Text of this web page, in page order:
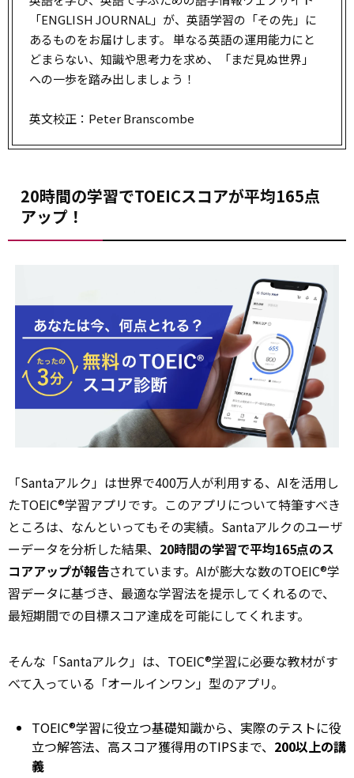
「ENGLISH JOURNAL」が、英語学習の「その先」に
あるものをお届けします。 単なる英語の運用能力にと
どまらない、知識や思考力を求め、「まだ見ぬ世界」
への一歩を踏み出しましょう！
英文校正：Peter Branscombe
20時間の学習でTOEICスコアが平均165点
アップ！
「Santaアルク」は世界で400万人が利用する、AIを活用し
たTOEIC®学習アプリです。このアプリについて特筆すべき
ところは、なんといってもその実績。Santaアルクのユーザ
ーデータを分析した結果、 20時間の学習で平均165点のス
コアアップが報告されています。AIが膨大な数のTOEIC®学
習データに基づき、最適な学習法を提示してくれるので、
最短期間での目標スコア達成を可能にしてくれます。
そんな「Santaアルク」は、TOEIC®学習に必要な教材がす
べて入っている「オールインワン」型のアプリ。
TOEIC®学習に役立つ基礎知識から、実際のテストに役
立つ解答法、高スコア獲得用のTIPSまで、 200以上の講
義